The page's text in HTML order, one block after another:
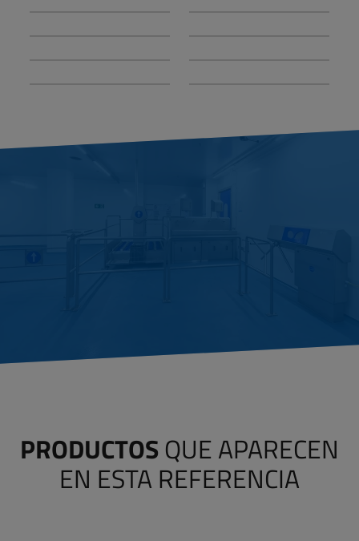
PRODUCTOS QUE APARECEN
EN ESTA REFERENCIA